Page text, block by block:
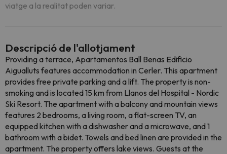
viatge a la realitat poden variar.
Descripció de l'allotjament
Providing a terrace, Apartamentos Ball Benas Edificio
Aigualluts features accommodation in Cerler. This apartment
provides free private parking and a lift. The property is non-
smoking and is located 15 km from Llanos del Hospital - Nordic
Ski Resort. The apartment with a balcony and mountain views
features 2 bedrooms, a living room, a flat-screen TV, an
equipped kitchen with a dishwasher and a microwave, and 1
bathroom with a bidet. Towels and bed linen are provided in the
apartment. The property offers lake views. Guests at the